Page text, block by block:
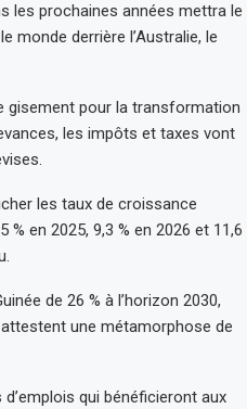
les prochaines années mettra le
monde derrière l’Australie, le
gisement pour la transformation
les impôts et taxes vont
les taux de croissance
en 2025, 9,3 % en 2026 et 11,6
de 26 % à l’horizon 2030,
une métamorphose de
qui bénéficieront aux